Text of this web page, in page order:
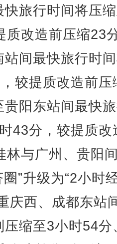
快旅行时间将压
质改造前压缩23
站间最快旅行时
较提质改造前压
贵阳东站间最快
43分，较提质改
林与广州、贵阳
”升级为“2小时
庆西、成都东站
压缩至3小时54分